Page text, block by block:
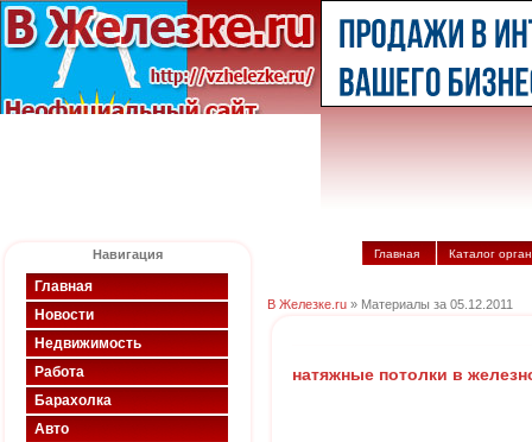
Навигация
Главная
Новости
Недвижимость
Работа
Барахолка
Авто
Главная Каталог
В Железке.ru » Материалы за 05.12.2011
натяжные потолки в